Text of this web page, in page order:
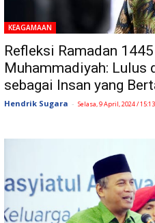
KEAGAMAAN
Refleksi Ramadan
Muhammadiyah: Lulus
sebagai Insan yang
Hendrik Sugara - Selasa, 9 April, 2024 /